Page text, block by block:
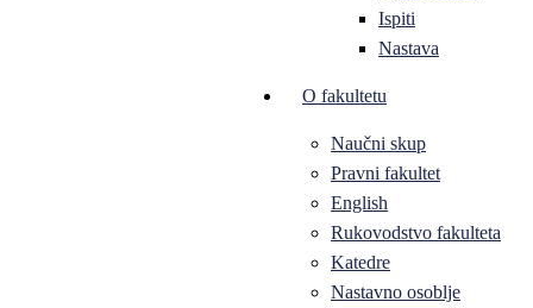
Ispiti
Nastava
O fakultetu
Naučni skup
Pravni fakultet
English
Rukovodstvo fakulteta
Katedre
Nastavno osoblje